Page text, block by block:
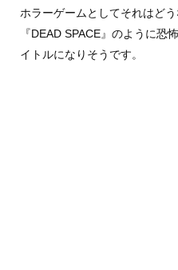
ホラーゲームとしてそれはど
『DEAD SPACE』のように恐
イトルになりそうです。